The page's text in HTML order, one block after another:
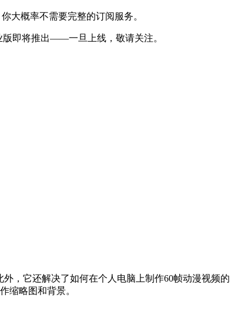
大概率不需要完整的订阅服务。
版即将推出——一旦上线，敬请关注。
，它还解决了如何在个人电脑上制作60帧动漫视频的
缩略图和背景。